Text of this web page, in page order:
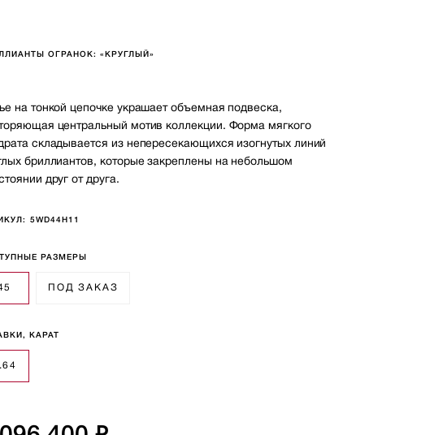
ОГРАНОК: «КРУГЛЫЙ»
на тонкой цепочке украшает объемная подвеска,
центральный мотив коллекции. Форма мягкого
складывается из непересекающихся изогнутых линий
бриллиантов, которые закреплены на небольшом
друг от друга.
5WD44H11
РАЗМЕРЫ
ПОД ЗАКАЗ
КАРАТ